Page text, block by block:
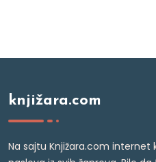
knjižara.com
Na sajtu Knjižara.com internet